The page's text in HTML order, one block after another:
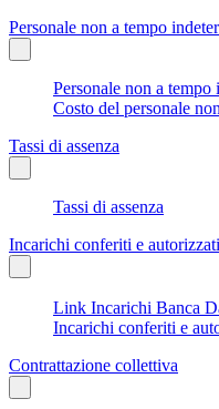
Personale non a tempo
Personale non a
Costo del personale
Tassi di assenza
Tassi di assenza
Incarichi conferiti e
Link Incarichi Banca
Incarichi conferiti e
Contrattazione collettiva